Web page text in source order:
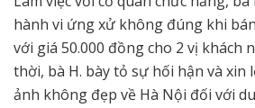
hành vi ứng xử không đúng khi
với giá 50.000 đồng cho 2 vị khách
thời, bà H. bày tỏ sự hối hận và xin
ảnh không đẹp về Hà Nội đối với